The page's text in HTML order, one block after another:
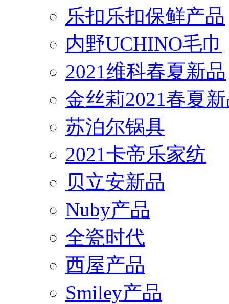
乐扣乐扣保鲜产品
内野UCHINO毛巾
2021维科春夏新品
金丝莉2021春夏
苏泊尔锅具
2021卡帝乐家纺
贝立安新品
Nuby产品
全瓷时代
西屋产品
Smiley产品